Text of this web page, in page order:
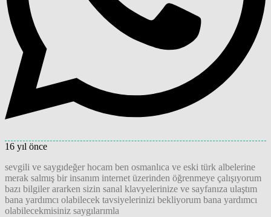
16 yıl önce
sevgili ve saygıdeğer hocam ben osmanlıca ve eski türk albelerine
merak salmış bir insanım internet üzerinden öğrenmeye çalışıyorum
bazı bilgiler ararken sizin sanal klavyelerinize ve sayfanıza ulaştım
bana yardımcı olabilecek tavsiyelerinizi bekliyorum bana yardımcı
olabilecekmisiniz saygılarımla